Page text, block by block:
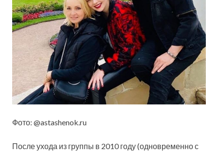
Фото: @astashenok.ru
После ухода из группы в 2010 году (одновременно с